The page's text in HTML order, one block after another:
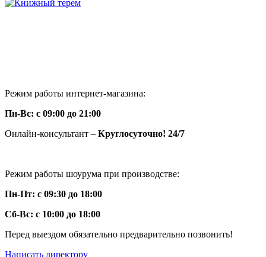
Режим работы интернет-магазина:
Пн-Вс: с 09:00 до 21:00
Онлайн-консультант – Круглосуточно! 24/7
Режим работы шоурума при производстве:
Пн-Пт: с 09:30 до 18:00
Сб-Вс: с 10:00 до 18:00
Перед выездом обязательно предварительно позвонить!
Написать директору